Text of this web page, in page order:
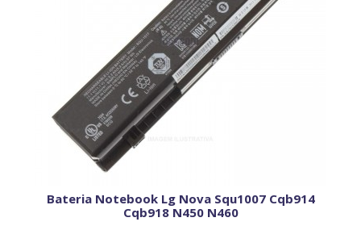
Bateria Notebook Lg Nova Squ1007 Cqb914
Cqb918 N450 N460